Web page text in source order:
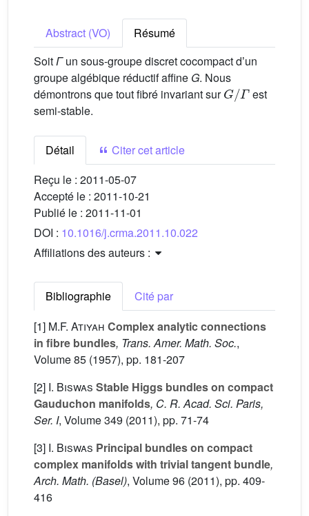
Abstract (VO)
Résumé
SoitΓun sous-groupe discret cocompact dʼun
groupe algébique réductif affine G. Nous
démontrons que tout fibré invariant sur
G
est
semi-stable.
Détail
Citer cet article
Reçu le : 2011-05-07
Accepté le : 2011-10-21
Publié le : 2011-11-01
DOI : 10.1016/j.crma.2011.10.022
Affiliations des auteurs :
Bibliographie
Cité par
[1] M.F. Atiyah Complex analytic connections
in fibre bundles, Trans. Amer. Math. Soc.,
Volume 85 (1957), pp. 181-207
[2] I. Biswas Stable Higgs bundles on compact
Gauduchon manifolds, C. R. Acad. Sci. Paris,
Ser. I, Volume 349 (2011), pp. 71-74
[3] I. Biswas Principal bundles on compact
complex manifolds with trivial tangent bundle,
Arch. Math. (Basel), Volume 96 (2011), pp. 409-
416